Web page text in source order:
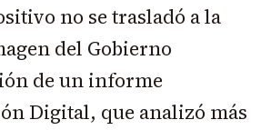
no se trasladó a la
del Gobierno
de un informe
Digital, que analizó más